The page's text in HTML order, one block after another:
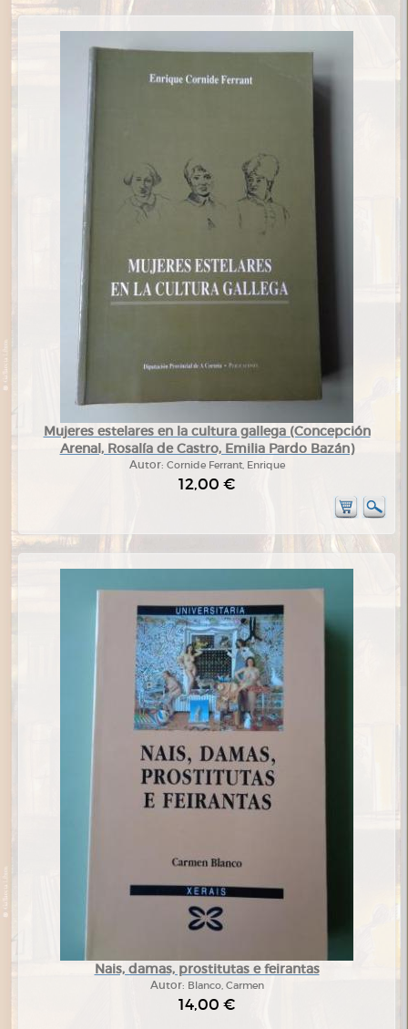
Mujeres estelares en la cultura gallega (Concepción
Arenal, Rosalía de Castro, Emilia Pardo Bazán)
Autor: Cornide Ferrant, Enrique
12,00 €
Nais, damas, prostitutas e feirantas
Autor: Blanco, Carmen
14,00 €